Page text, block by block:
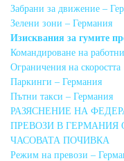
ако
пътувам
за
…
Забрани за движение –
Зелени зони – Германия
Изисквания за гумите
Командироване на
Ограничения на скоростта
Паркинги – Германия
Пътни такси – Германия
РАЗЯСНЕНИЕ НА
ПРЕВОЗИ В ГЕРМАНИЯ
ЧАСОВАТА ПОЧИВКА
Режим на превози –